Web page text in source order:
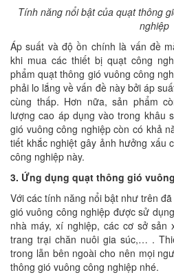
Tính năng nổi bật của quạt thông
nghiệp
Áp suất và độ ồn chính là vấn đề
khi mua các thiết bị quạt công
phẩm quạt thông gió vuông công
phải lo lắng về vấn đề này bởi áp
cùng thấp. Hơn nữa, sản phẩm
lượng cao áp dụng vào trong khâu
gió vuông công nghiệp còn có khả
tiết khắc nghiệt gây ảnh hưởng xấu
công nghiệp này.
3. Ứng dụng quạt thông gió
Với các tính năng nổi bật như trên
gió vuông công nghiệp được sử
nhà máy, xí nghiệp, các cơ sở sản
trang trại chăn nuôi gia súc,… .
trong lẫn bên ngoài cho nên mọi
thông gió vuông công nghiệp nhé.